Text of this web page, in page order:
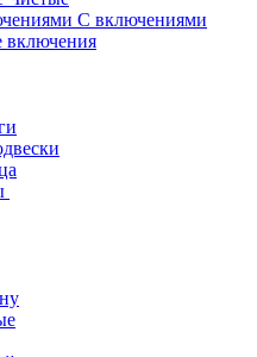
С включениями
включения